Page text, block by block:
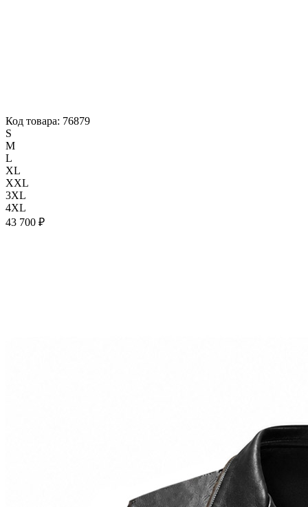
Код товара: 76879
S
M
L
XL
XXL
3XL
4XL
43 700 ₽